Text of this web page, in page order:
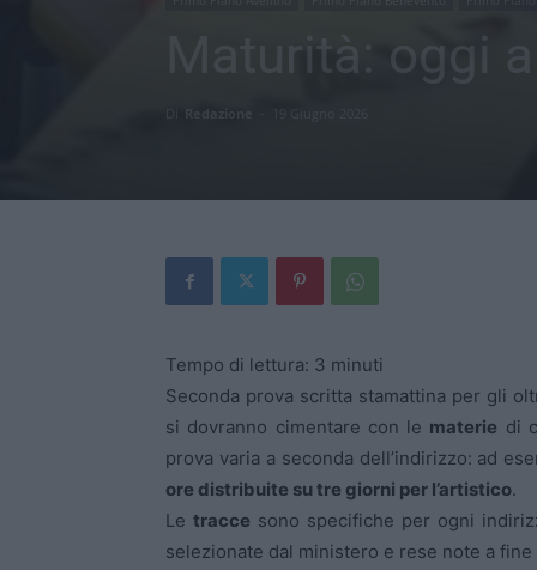
Maturità: oggi
Redazione
Tempo di lettura: 3 minuti
Seconda prova scritta stamattina per gli
si dovranno cimentare con le materie di
prova varia a seconda dell’indirizzo: ad
ore distribuite su tre giorni per l’artistico.
Letracce sono specifiche per ogni
selezionate dal ministero e rese note a fine